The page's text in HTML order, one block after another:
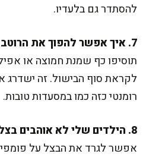
להסתדר גם בלעדיו.
7. איך אפשר להפוך את הרוטב לעשיר יותר?
תוסיפו כף שמנת חמוצה או
לקראת סוף הבישול. זה ישדרג
רומנטי כזה כמו במסעדות טובות.
8. הילדים שלי לא אוהבים בצל, מה אפשר לעשות?
אפשר לגרד את הבצל על